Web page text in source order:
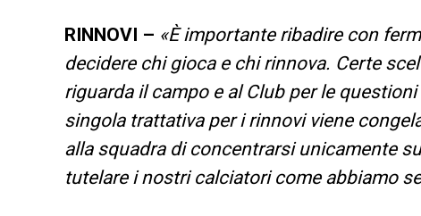
RINNOVI – «È importante ribadire con
decidere chi gioca e chi rinnova. Certe
riguarda il campo e al Club per le
singola trattativa per i rinnovi viene
alla squadra di concentrarsi unicamente
tutelare i nostri calciatori come abbiamo